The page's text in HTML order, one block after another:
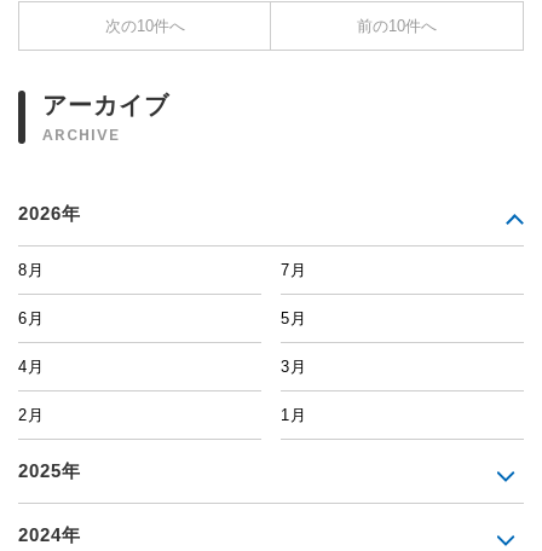
次の10件へ 前の10件へ
アーカイブ
ARCHIVE
2026年
8月 7月
6月 5月
4月 3月
2月 1月
2025年
2024年